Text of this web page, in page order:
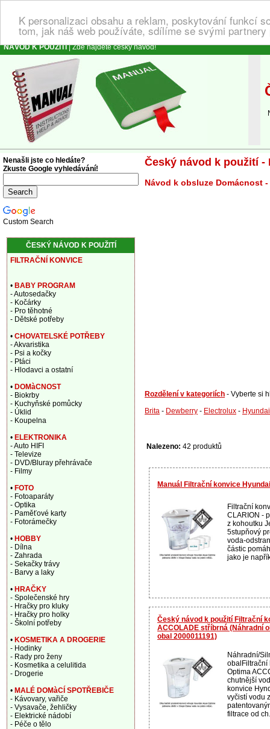
K personalizaci obsahu a reklam, poskytování funkcí
tom, jak náš web používáte, sdílíme se svými
NÁVOD K POUŽITÍ| Zde najdete český návod!
Český návod k použití
Návod k obsluze Domácnost
Rozdělení v kategoriích - Vyberte si
Brita - Dewberry - Electrolux - Hyundai
Nalezeno: 42 produktů
Manuál Filtrační konvice
Filtrační
CLARION -
z kohoutku
5stupňový
voda-
částic
jako je
Český návod k použití Filtrační
ACCOLADE stříbrná (Náhradní
obal 2000011191)
Náhradní/
obalFiltrační
Optima
chutnější
konvice
vyčistí vodu
filtrace od
Nenašli jste co hledáte?
Zkuste Google vyhledávání!
Custom Search
ČESKÝ NÁVOD K POUŽITÍ
FILTRAČNÍ KONVICE
• BABY PROGRAM
- Autosedačky
- Kočárky
- Pro těhotné
- Dětské potřeby
• CHOVATELSKÉ POTŘEBY
- Akvaristika
- Psi a kočky
- Ptáci
- Hlodavci a ostatní
• DOMàCNOST
- Biokrby
- Kuchyňské pomůcky
- Úklid
- Koupelna
• ELEKTRONIKA
- Auto HIFI
- Televize
- DVD/Bluray přehrávače
- Filmy
• FOTO
- Fotoaparáty
- Optika
- Paměťové karty
- Fotorámečky
• HOBBY
- Dílna
- Zahrada
- Sekačky trávy
- Barvy a laky
• HRAČKY
- Společenské hry
- Hračky pro kluky
- Hračky pro holky
- Školní potřeby
• KOSMETIKA A DROGERIE
- Hodinky
- Rady pro ženy
- Kosmetika a celulitida
- Drogerie
• MALÉ DOMàCÍ SPOTŘEBIČE
- Kávovary, vařiče
- Vysavače, žehličky
- Elektrické nádobí
- Péče o tělo